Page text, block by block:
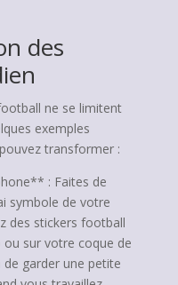
des
ne se limitent
exemples
transformer :
: Faites de
symbole de votre
des stickers football
sur votre coque de
garder une petite